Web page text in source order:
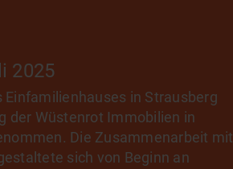
uns auf diesem Weg begleiten.
& Nasifat.
2025
Einfamilienhauses in Strausberg
der Wüstenrot Immobilien in
Die Zusammenarbeit mit
sich von Beginn an